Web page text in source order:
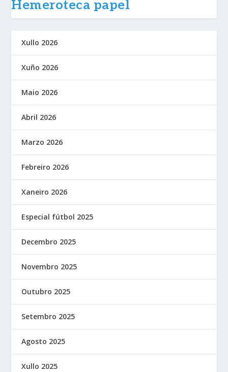
Hemeroteca papel
Xullo 2026
Xuño 2026
Maio 2026
Abril 2026
Marzo 2026
Febreiro 2026
Xaneiro 2026
Especial fútbol 2025
Decembro 2025
Novembro 2025
Outubro 2025
Setembro 2025
Agosto 2025
Xullo 2025